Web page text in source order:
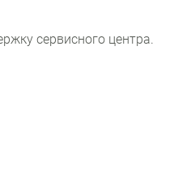
сервисного центра.